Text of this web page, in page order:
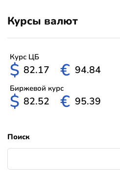
Курсы валют
Курс ЦБ
$ 82.17 € 94.84
Биржевой курс
$ 82.52 € 95.39
Поиск